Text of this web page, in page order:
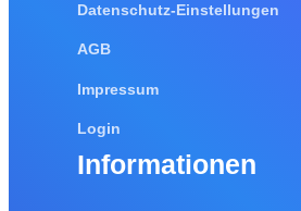
Datenschutz-Einstellungen
AGB
Impressum
Login
Informationen